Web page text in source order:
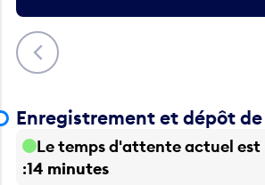
Précédent
Enregistrement et dépôt
Le temps d'attente actuel est
14 minutes